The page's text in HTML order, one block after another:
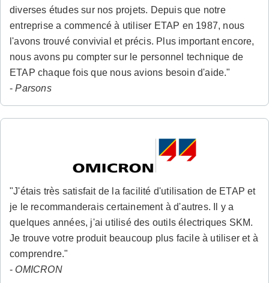
diverses études sur nos projets. Depuis que notre
entreprise a commencé à utiliser ETAP en 1987, nous
l'avons trouvé convivial et précis. Plus important encore,
nous avons pu compter sur le personnel technique de
ETAP chaque fois que nous avions besoin d'aide."
-Parsons
"J'étais très satisfait de la facilité d'utilisation de ETAP et
je le recommanderais certainement à d'autres. Il y a
quelques années, j'ai utilisé des outils électriques SKM.
Je trouve votre produit beaucoup plus facile à utiliser et à
comprendre."
- OMICRON